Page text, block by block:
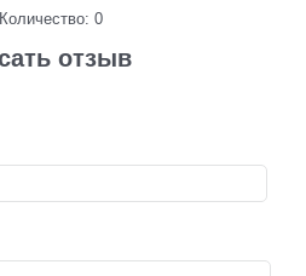
Количество: 0
отзыв